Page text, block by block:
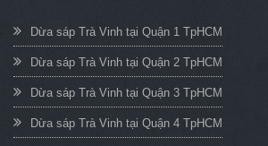
Dừa sáp Trà Vinh tại Quận 1 TpHCM
Dừa sáp Trà Vinh tại Quận 2 TpHCM
Dừa sáp Trà Vinh tại Quận 3 TpHCM
Dừa sáp Trà Vinh tại Quận 4 TpHCM